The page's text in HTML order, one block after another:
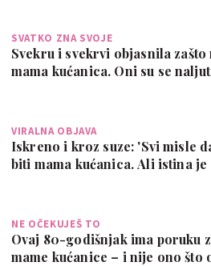
SVATKO ZNA SVOJE
Svekru i svekrvi objasnila zašto
mama kućanica. Oni su se
VIRALNA OBJAVA
Iskreno i kroz suze: 'Svi misle
biti mama kućanica. Ali istina
NE OČEKUJEŠ TO
Ovaj 80-godišnjak ima poruku
mame kućanice – i nije ono što